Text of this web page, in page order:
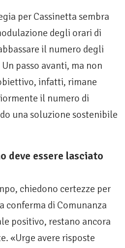
per Cassinetta sembra
degli orari di
il numero degli
passo avanti, ma non
infatti, rimane
il numero di
una soluzione sostenibile
deve essere lasciato
chiedono certezze per
di Comunanza
positivo, restano ancora
«Urge avere risposte